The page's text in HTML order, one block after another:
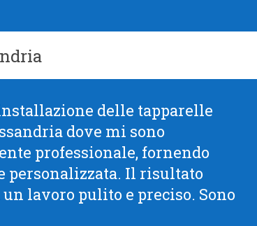
delle tapparelle
dove mi sono
professionale, fornendo
personalizzata. Il risultato
lavoro pulito e preciso. Sono